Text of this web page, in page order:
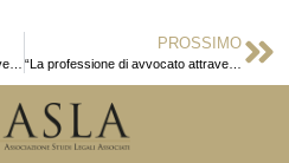
PROSSIMO
“La professione di avvocato attraverso gli occhi dei nostri figli”: termine prorogato al 9 settembre